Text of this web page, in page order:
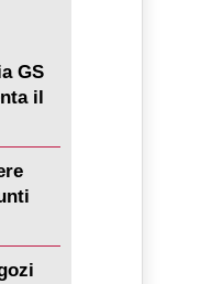
GS
il